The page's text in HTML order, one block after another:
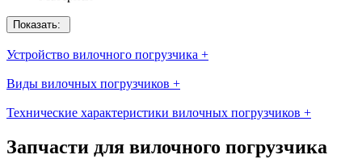
Показать:
Устройство вилочного погрузчика +
Виды вилочных погрузчиков +
Технические характеристики вилочных погрузчиков +
Запчасти для вилочного погрузчика